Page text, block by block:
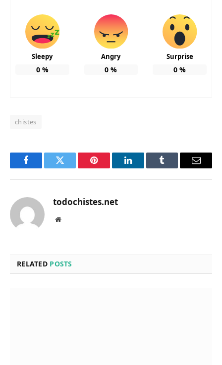
Sleepy
0%
Angry
0 %
Surprise
0 %
chistes
FacebookTwitter Pinterest LinkedInTumblr Email
todochistes.net
Website
RELATED POSTS